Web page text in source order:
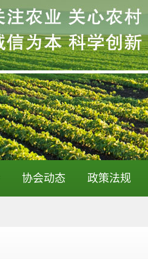
协会动态 政策法规